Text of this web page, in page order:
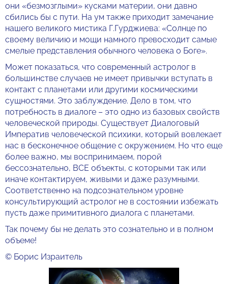
они «безмозглыми» кусками материи, они давно
сбились бы с пути. На ум также приходит замечание
нашего великого мистика Г.Гурджиева: «Солнце по
своему величию и мощи намного превосходит самые
смелые представления обычного человека о Боге».
Может показаться, что современный астролог в
большинстве случаев не имеет привычки вступать в
контакт с планетами или другими космическими
сущностями. Это заблуждение. Дело в том, что
потребность в диалоге – это одно из базовых свойств
человеческой природы. Существует Диалоговый
Императив человеческой психики, который вовлекает
нас в бесконечное общение с окружением. Но что еще
более важно, мы воспринимаем, порой
бессознательно, ВСЕ объекты, с которыми так или
иначе контактируем, живыми и даже разумными.
Соответственно на подсознательном уровне
консультирующий астролог не в состоянии избежать
пусть даже примитивного диалога с планетами.
Так почему бы не делать это сознательно и в полном
объеме!
© Борис Израитель